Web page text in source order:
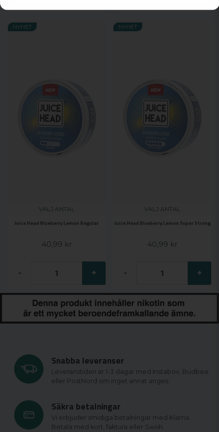
VÄLJ ANTAL
Juice Head Blueberry Lemon Regular
40,99 kr
- +
NYHET
VÄLJ ANTAL
Juice Head Blueberry Lemon Super Strong
40,99 kr
- +
NYHET
Snabba leveranser
Leveranstiden är 1-3 dagar med Instabox, Budbee
eller PostNord om inget annat anges.
Säkra betalningar
Vi erbjuder smidiga betalningar med Klarna.
Betala med kort, faktura eller Swish.